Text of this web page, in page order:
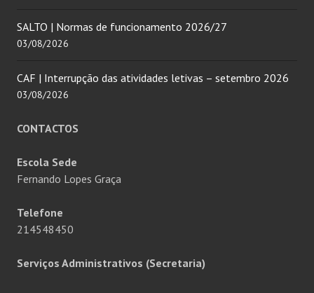
SALTO | Normas de funcionamento 2026/27
03/08/2026
CAF | Interrupção das atividades letivas – setembro 2026
03/08/2026
CONTACTOS
Escola Sede
Fernando Lopes Graça
Telefone
214548450
Serviços Administrativos (Secretaria)